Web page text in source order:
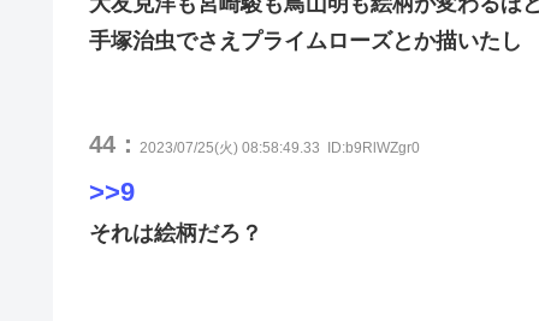
手塚治虫でさえプライムローズとか描いたし
44： 2023/07/25(火) 08:58:49.33 ID:b9RlWZgr0
>>9
それは絵柄だろ？